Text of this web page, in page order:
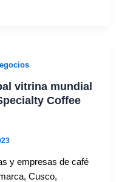
vitrina mundial
Coffee
y empresas de café
Cusco,